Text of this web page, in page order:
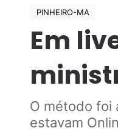
PINHEIRO-MA
Em
O método foi
estavam